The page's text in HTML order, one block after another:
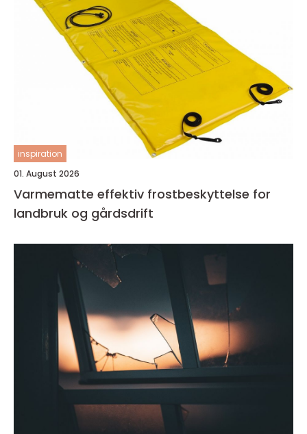
inspiration
01. August 2026
Varmematte effektiv frostbeskyttelse for
landbruk og gårdsdrift